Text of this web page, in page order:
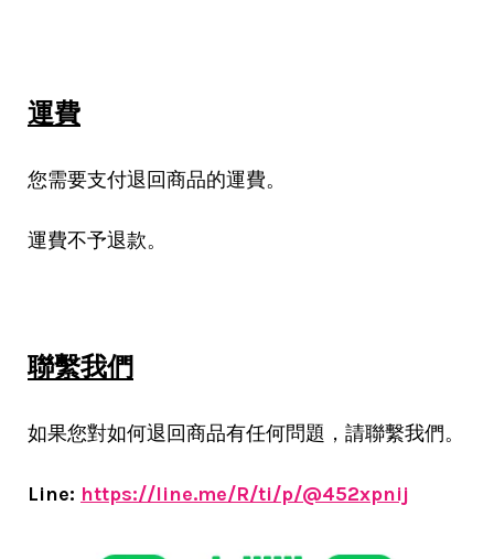
運費
您需要支付退回商品的運費。
運費不予退款。
聯繫我們
如果您對如何退回商品有任何問題，請聯繫我們。
Line: https://line.me/R/ti/p/@452xpnij